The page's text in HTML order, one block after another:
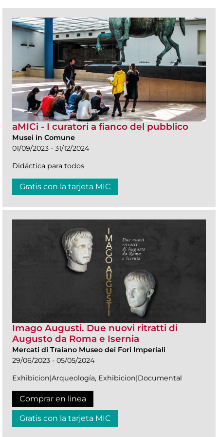
aMICi - I curatori a fianco del pubblico
Musei in Comune
01/09/2023 - 31/12/2024
Didáctica para todos
Gratis con la tarjeta MIC
Imago Augusti. Due nuovi ritratti di
Augusto da Roma e Isernia
Mercati di Traiano Museo dei Fori Imperiali
29/06/2023 - 05/05/2024
Exhibicion|Arqueología, Exhibicion|Documental
Comprar en linea
Gratis con la tarjeta MIC